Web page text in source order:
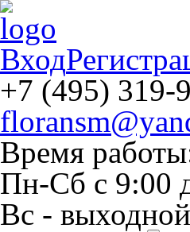
Вход
+7 (495) 319-
Время
Пн-Сб с 9:00
Вс - выходной